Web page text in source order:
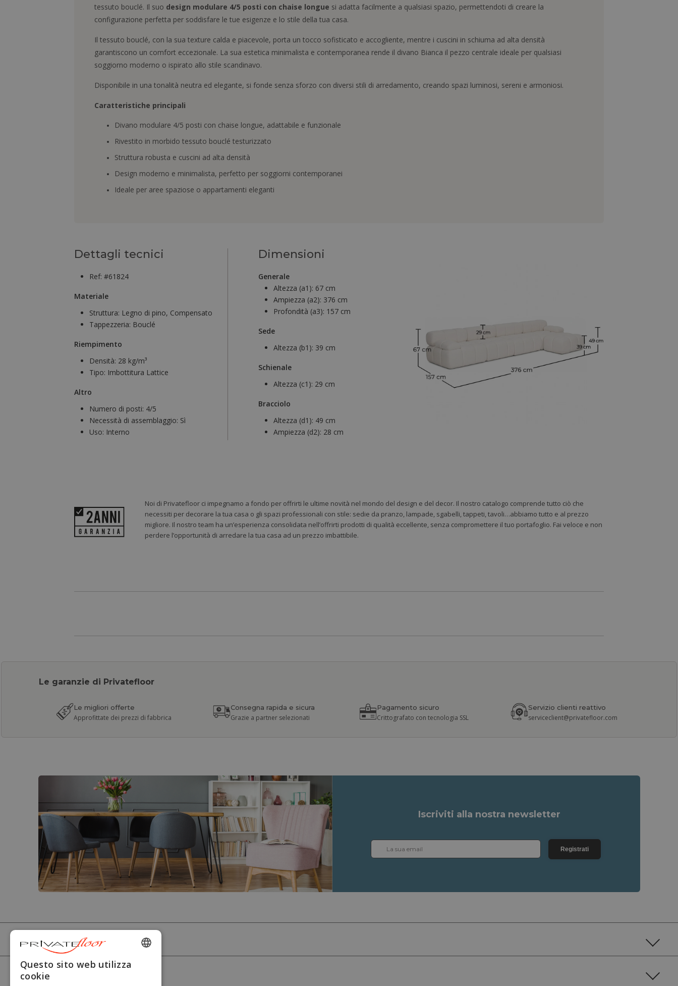
tessuto bouclé. Il suo design modulare 4/5 posti con chaise longue si adatta facilmente a qualsiasi spazio, permettendoti di creare la
configurazione perfetta per soddisfare le tue esigenze e lo stile della tua casa.
Il tessuto bouclé, con la sua texture calda e piacevole, porta un tocco sofisticato e accogliente, mentre i cuscini in schiuma ad alta densità
garantiscono un comfort eccezionale. La sua estetica minimalista e contemporanea rende il divano Bianca il pezzo centrale ideale per qualsiasi
soggiorno moderno o ispirato allo stile scandinavo.
Disponibile in una tonalità neutra ed elegante, si fonde senza sforzo con diversi stili di arredamento, creando spazi luminosi, sereni e armoniosi.
Caratteristiche principali
Divano modulare 4/5 posti con chaise longue, adattabile e funzionale
Rivestito in morbido tessuto bouclé testurizzato
Struttura robusta e cuscini ad alta densità
Design moderno e minimalista, perfetto per soggiorni contemporanei
Ideale per aree spaziose o appartamenti eleganti
Dettagli tecnici
Ref: #61824
Materiale
Struttura: Legno di pino, Compensato
Tappezzeria: Bouclé
Riempimento
Densità: 28 kg/m³
Tipo: Imbottitura Lattice
Altro
Numero di posti: 4/5
Necessità di assemblaggio: Sì
Uso: Interno
Dimensioni
Generale
Altezza (a1): 67 cm
Ampiezza (a2): 376 cm
Profondità (a3): 157 cm
Sede
Altezza (b1): 39 cm
Schienale
Altezza (c1): 29 cm
Bracciolo
Altezza (d1): 49 cm
Ampiezza (d2): 28 cm
Noi di Privatefloor ci impegnamo a fondo per offrirti le ultime novità nel mondo del design e del decor. Il nostro catalogo comprende tutto ciò che
necessiti per decorare la tua casa o gli spazi professionali con stile: sedie da pranzo, lampade, sgabelli, tappeti, tavoli…abbiamo tutto e al prezzo
migliore. Il nostro team ha un’esperienza consolidata nell’offrirti prodotti di qualità eccellente, senza compromettere il tuo portafoglio. Fai veloce e non
perdere l’opportunità di arredare la tua casa ad un prezzo imbattibile.
Le garanzie di Privatefloor
Le migliori offerte
Approfittate dei prezzi di fabbrica
Consegna rapida e sicura
Grazie a partner selezionati
Pagamento sicuro
Crittografato con tecnologia SSL
Servizio clienti reattivo
serviceclient@privatefloor.com
Iscriviti alla nostra newsletter
Registrati
PRIVATEFLOOR
AIUTO
ENGLISH
Questo sito web utilizza
cookie